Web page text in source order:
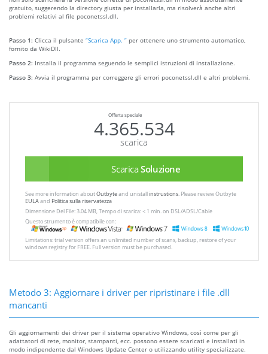
gratuito, suggerendo la directory giusta per installarla, ma risolverà anche altri
problemi relativi al file poconetssl.dll.
Passo 1: Clicca il pulsante “Scarica App. ” per ottenere uno strumento automatico,
fornito da WikiDll.
Passo 2: Installa il programma seguendo le semplici istruzioni di installazione.
Passo 3: Avvia il programma per correggere gli errori poconetssl.dll e altri problemi.
Offerta speciale
4.365.534
scarica
ScaricaSoluzione
See more information aboutOutbyteand unistallinstrustions. Please review Outbyte
EULAand Politica sulla riservatezza
Dimensione Del File: 3.04 MB, Tempo di scarica: < 1 min. on DSL/ADSL/Cable
Questo strumento è compatibile con:
Limitations: trial version offers an unlimited number of scans, backup, restore of your
windows registry for FREE. Full version must be purchased.
Metodo 3: Aggiornare i driver per ripristinare i file .dll
mancanti
Gli aggiornamenti dei driver per il sistema operativo Windows, così come per gli
adattatori di rete, monitor, stampanti, ecc. possono essere scaricati e installati in
modo indipendente dal Windows Update Center o utilizzando utility specializzate.